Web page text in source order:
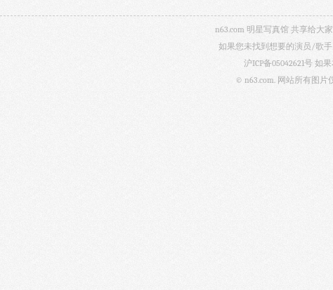
n63.com 明星写真馆 共享给大
如果您未找到想要的演员/歌
沪ICP备05042621号 如
© n63.com. 网站所有图